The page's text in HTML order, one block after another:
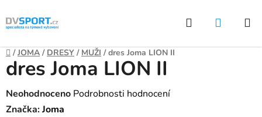
Přejít
na
Hledat
Domů
/ JOMA / DRESY / MUŽI / dres Joma LION II
dres Joma LION II
Průměrné
hodnocení
Neohodnoceno Podrobnosti hodnocení
Značka:Joma